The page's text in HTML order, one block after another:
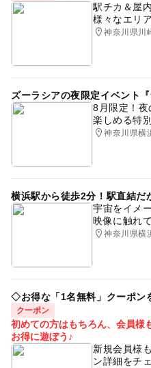
駅チカ＆屋
様々なエリ
神奈川県川
ズーラシアの夜限定イベント
8月限定！夜
楽しめる特
神奈川県横
横浜駅から徒歩2分！駅直結
宇宙をイメ
映像に触れ
神奈川県横
◇お得な「1名無料」クーポン
クーポン
初めての方はもちろん、会員様
お得に遊ぼう♪
新規会員様
ン詳細をチ